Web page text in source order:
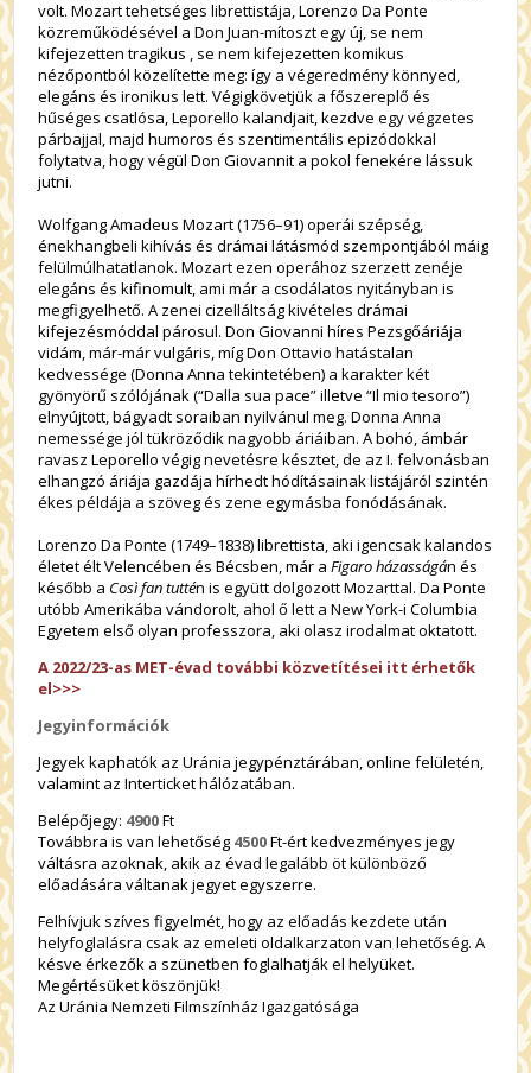
volt. Mozart tehetséges librettistája, Lorenzo Da Ponte
közreműködésével a Don Juan-mítoszt egy új, se nem
kifejezetten tragikus , se nem kifejezetten komikus
nézőpontból közelítette meg: így a végeredmény könnyed,
elegáns és ironikus lett. Végigkövetjük a főszereplő és
hűséges csatlósa, Leporello kalandjait, kezdve egy végzetes
párbajjal, majd humoros és szentimentális epizódokkal
folytatva, hogy végül Don Giovannit a pokol fenekére lássuk
jutni.
Wolfgang Amadeus Mozart (1756–91) operái szépség,
énekhangbeli kihívás és drámai látásmód szempontjából máig
felülmúlhatatlanok. Mozart ezen operához szerzett zenéje
elegáns és kifinomult, ami már a csodálatos nyitányban is
megfigyelhető. A zenei cizelláltság kivételes drámai
kifejezésmóddal párosul. Don Giovanni híres Pezsgőáriája
vidám, már-már vulgáris, míg Don Ottavio hatástalan
kedvessége (Donna Anna tekintetében) a karakter két
gyönyörű szólójának (“Dalla sua pace” illetve “Il mio tesoro”)
elnyújtott, bágyadt soraiban nyilvánul meg. Donna Anna
nemessége jól tükröződik nagyobb áriáiban. A bohó, ámbár
ravasz Leporello végig nevetésre késztet, de az I. felvonásban
elhangzó áriája gazdája hírhedt hódításainak listájáról szintén
ékes példája a szöveg és zene egymásba fonódásának.
Lorenzo Da Ponte (1749–1838) librettista, aki igencsak kalandos
életet élt Velencében és Bécsben, már aFigaro házasságán és
később a Così fan tuttén is együtt dolgozott Mozarttal. Da Ponte
utóbb Amerikába vándorolt, ahol ő lett a New York-i Columbia
Egyetem első olyan professzora, aki olasz irodalmat oktatott.
A 2022/23-as MET-évad további közvetítései itt érhetők
el>>>
Jegyinformációk
Jegyek kaphatók az Uránia jegypénztárában, online felületén,
valamint az Interticket hálózatában.
Belépőjegy: 4900Ft
Továbbra is van lehetőség 4500Ft-ért kedvezményes jegy
váltásra azoknak, akik az évad legalább öt különböző
előadására váltanak jegyet egyszerre.
Felhívjuk szíves figyelmét, hogy az előadás kezdete után
helyfoglalásra csak az emeleti oldalkarzaton van lehetőség. A
késve érkezők a szünetben foglalhatják el helyüket.
Megértésüket köszönjük!
Az Uránia Nemzeti Filmszínház Igazgatósága